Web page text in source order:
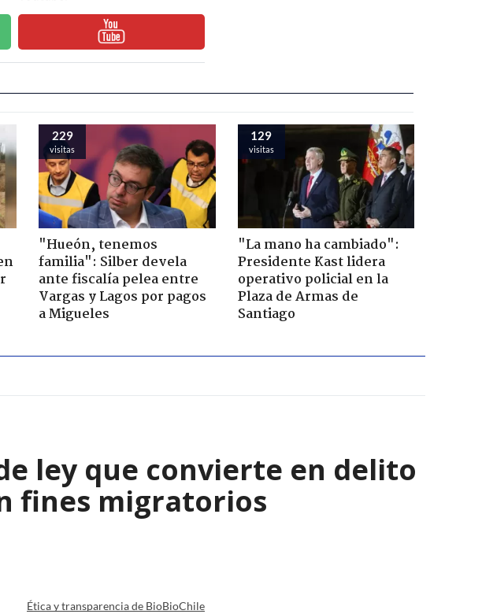
229
visitas
"Hueón, tenemos
familia": Silber devela
ante fiscalía pelea entre
Vargas y Lagos por pagos
a Migueles
129
visitas
"La mano ha cambiado":
Presidente Kast lidera
operativo policial en la
Plaza de Armas de
Santiago
ley que convierte en delito
fines migratorios
Ética y transparencia de BioBioChile